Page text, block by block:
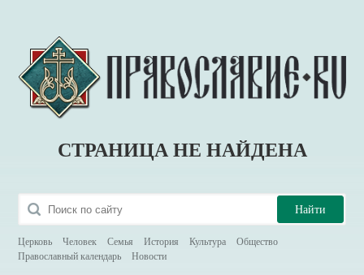
СТРАНИЦА НЕ НАЙДЕНА
Церковь Человек Семья История Культура
Общество
Православный календарь
Новости